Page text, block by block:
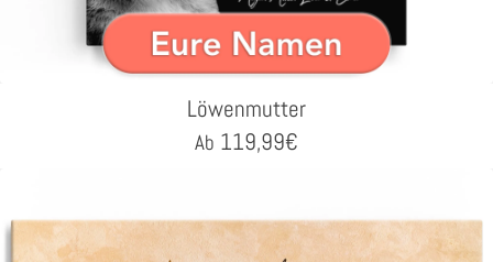
Löwenmutter
Ab 119,99€